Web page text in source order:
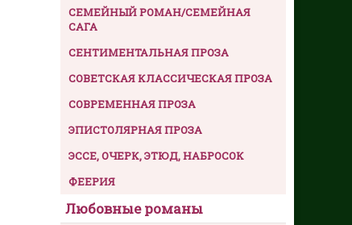
СЕМЕЙНЫЙ РОМАН/СЕМЕЙНАЯ
САГА
СЕНТИМЕНТАЛЬНАЯ ПРОЗА
СОВЕТСКАЯ КЛАССИЧЕСКАЯ ПРОЗА
СОВРЕМЕННАЯ ПРОЗА
ЭПИСТОЛЯРНАЯ ПРОЗА
ЭССЕ, ОЧЕРК, ЭТЮД, НАБРОСОК
ФЕЕРИЯ
Любовные романы